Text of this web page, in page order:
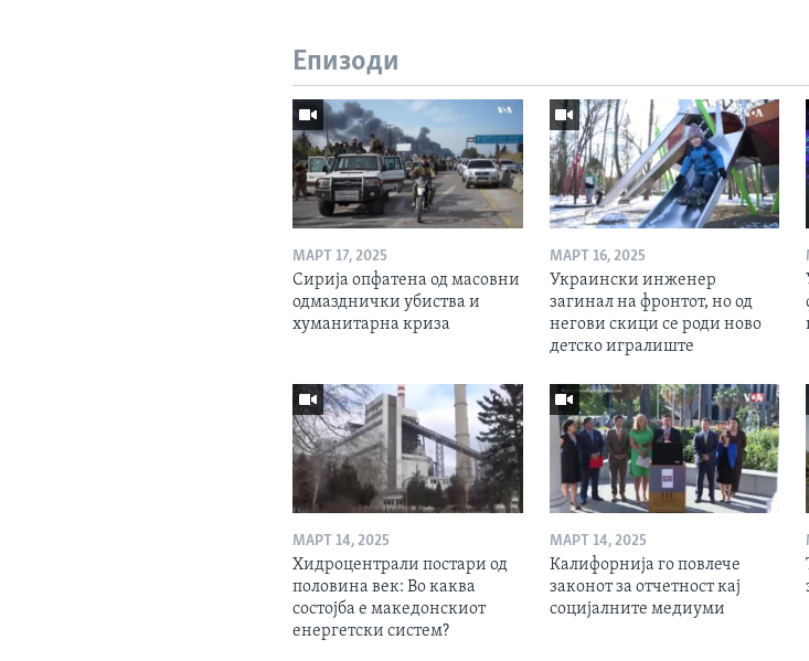
Епизоди
МАРТ 17, 2025
Сирија опфатена од масовни
одмазднички убиства и
хуманитарна криза
МАРТ 16, 2025
Украински инженер
загинал на фронтот, но од
негови скици се роди ново
детско игралиште
МАРТ 14, 2025
Хидроцентрали постари од
половина век: Во каква
состојба е македонскиот
енергетски систем?
МАРТ 14, 2025
Калифорнија го повлече
законот за отчетност кај
социјалните медиуми